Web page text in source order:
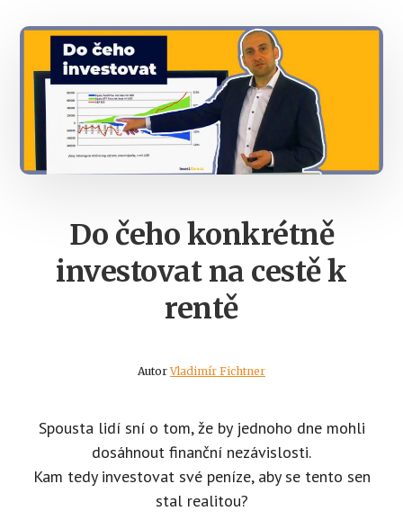
Do čeho konkrétně
investovat na cestě k
rentě
AutorVladimír Fichtner
Spousta lidí sní o tom, že by jednoho dne mohli
dosáhnout finanční nezávislosti.
Kam tedy investovat své peníze, aby se tento sen
stal realitou?